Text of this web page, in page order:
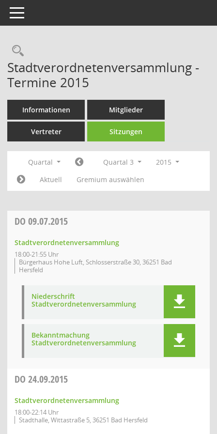
Toggle navigation
Rechercheauswahl
Stadtverordnetenversammlung -
Termine 2015
Informationen Mitglieder
Vertreter Sitzungen
Quartal Quartal 3
2015
Aktuell
Gremium auswählen
DO 09.07.2015
Stadtverordnetenversammlung
18:00-21:55 Uhr
Bürgerhaus Hohe Luft, Schlosserstraße 30, 36251 Bad
Hersfeld
Niederschrift
Stadtverordnetenversammlung
Bekanntmachung
Stadtverordnetenversammlung
DO 24.09.2015
Stadtverordnetenversammlung
18:00-22:14 Uhr
Stadthalle, Wittastraße 5, 36251 Bad Hersfeld